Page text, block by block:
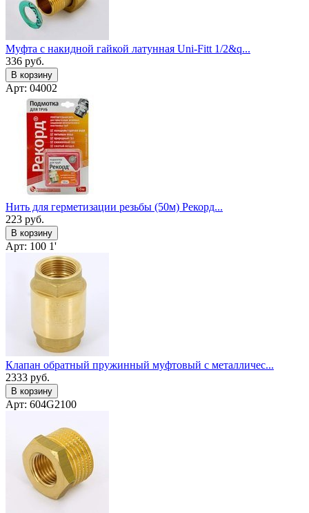
Муфта с накидной гайкой латунная Uni-Fitt 1/2&q...
336 руб.
В корзину
Арт: 04002
Нить для герметизации резьбы (50м) Рекорд...
223 руб.
В корзину
Арт: 100 1'
Клапан обратный пружинный муфтовый с металличес...
2333 руб.
В корзину
Арт: 604G2100